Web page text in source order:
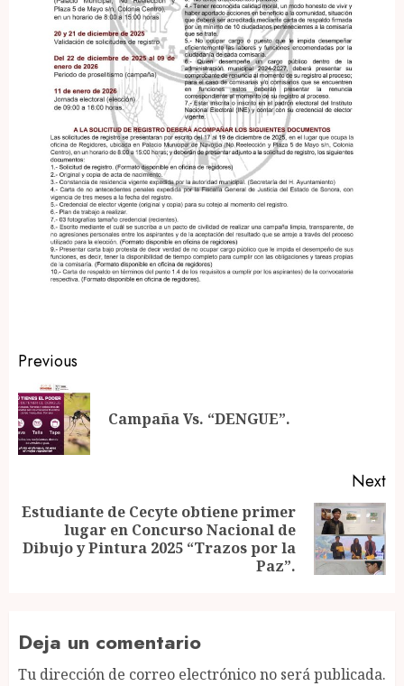
Post
navigation
Previous
Campaña Vs. “DENGUE”.
Next
post:
Estudiante de Cecyte obtiene primer
lugar en Concurso Nacional de
Dibujo y Pintura 2025 “Trazos por la
Paz”.
Deja un comentario
Tu dirección de correo electrónico no será publicada.